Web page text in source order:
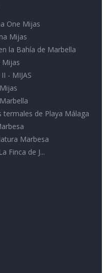
One Mijas
Mijas
la Bahía de Marbella
Mijas
II - MIJAS
termales de Playa Málaga
Marbesa
Finca de J...